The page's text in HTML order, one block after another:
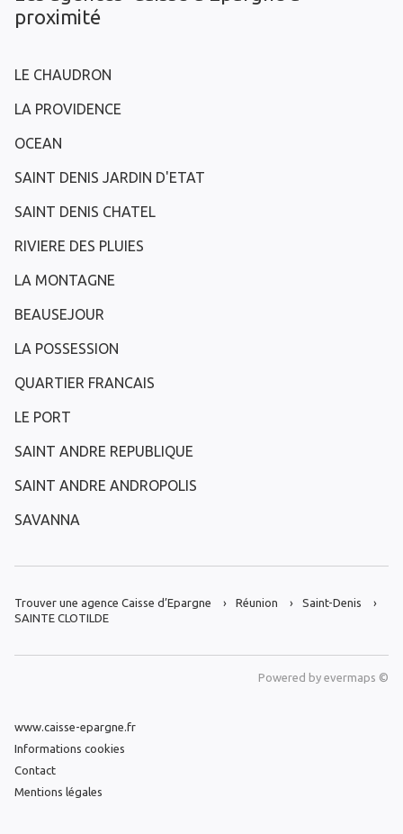
proximité
LE CHAUDRON
LA PROVIDENCE
OCEAN
SAINT DENIS JARDIN D'ETAT
SAINT DENIS CHATEL
RIVIERE DES PLUIES
LA MONTAGNE
BEAUSEJOUR
LA POSSESSION
QUARTIER FRANCAIS
LE PORT
SAINT ANDRE REPUBLIQUE
SAINT ANDRE ANDROPOLIS
SAVANNA
Trouver une agence Caisse d’Epargne Réunion
Saint-Denis
SAINTE CLOTILDE
Powered by evermaps ©
www.caisse-epargne.fr
Informations cookies
Contact
Mentions légales